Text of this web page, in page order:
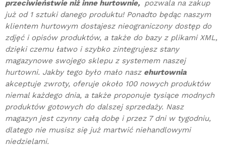
przeciwieństwie niż inne hurtownie, pozwala na zakup
już od 1 sztuki danego produktu! Ponadto będąc naszym
klientem hurtowym dostajesz nieograniczony dostęp do
zdjęć i opisów produktów, a także do bazy z plikami XML,
dzięki czemu łatwo i szybko zintegrujesz stany
magazynowe swojego sklepu z systemem naszej
hurtowni. Jakby tego było mało nasz ehurtownia
akceptuje zwroty, oferuje około 100 nowych produktów
niemal każdego dnia, a także proponuje tysiące modnych
produktów gotowych do dalszej sprzedaży. Nasz
magazyn jest czynny całą dobę i przez 7 dni w tygodniu,
dlatego nie musisz się już martwić niehandlowymi
niedzielami.